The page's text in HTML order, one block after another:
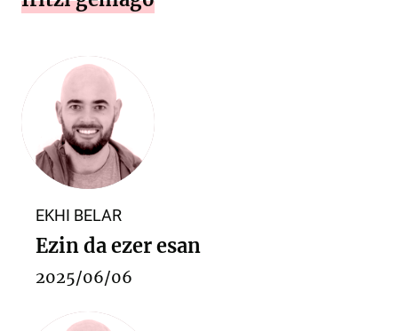
EKHI BELAR
Ezin da ezer esan
2025/06/06